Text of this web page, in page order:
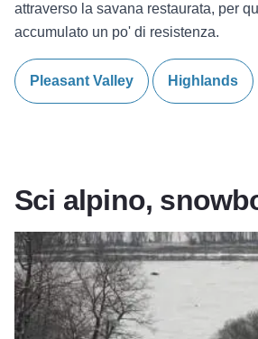
attraverso la savana restaurata, per
accumulato un po' di resistenza.
Pleasant Valley Highlands
Sci alpino,
Stazione di villeggiatura di Chestnut